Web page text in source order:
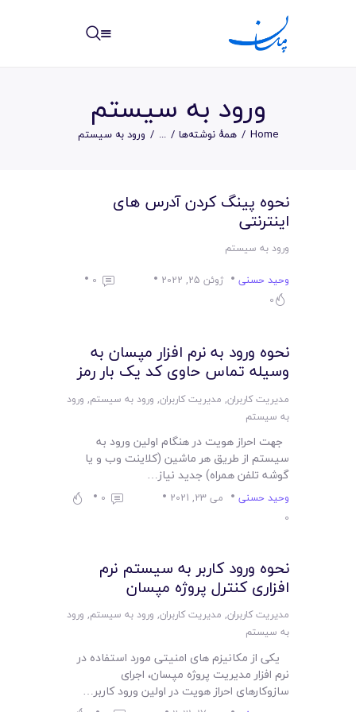
ورود به سیستم
Home همهٔ نوشته‌ها ... ورود به سیستم
نوشته ها
امکانات
لیست قیمت محصولات
نحوه پینگ کردن آدرس های
اینترنتی
ورود به سیستم
وحید حسنی
ژوئن 25, 2022
0
0
نحوه ورود به نرم افزار مپسان به
وسیله تماس حاوی کد یک بار رمز
مدیریت کاربران, مدیریت کاربران, ورود به سیستم, ورود
به سیستم
جهت احراز هویت در هنگام اولین ورود به
سیستم از طریق هر ماشین (کلاینت وب و یا
گوشه تلفن همراه) جدید نیاز…
وحید حسنی می 23, 2021
0
0
نحوه ورود کاربر به سیستم نرم
افزاری کنترل پروژه مپسان
مدیریت کاربران, مدیریت کاربران, ورود به سیستم, ورود
به سیستم
یکی از مکانیزم های امنیتی مورد استفاده در
نرم افزار مدیریت پروژه مپسان، اجرای
سازوکارهای احراز هویت در اولین ورود کاربر…